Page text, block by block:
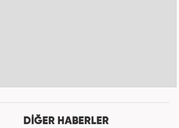
DİĞER HABERLER